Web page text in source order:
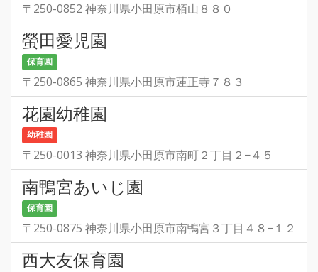
〒250-0852 神奈川県小田原市栢山８８０
螢田愛児園
保育園
〒250-0865 神奈川県小田原市蓮正寺７８３
花園幼稚園
幼稚園
〒250-0013 神奈川県小田原市南町２丁目２−４５
南鴨宮あいじ園
保育園
〒250-0875 神奈川県小田原市南鴨宮３丁目４８−１２
西大友保育園